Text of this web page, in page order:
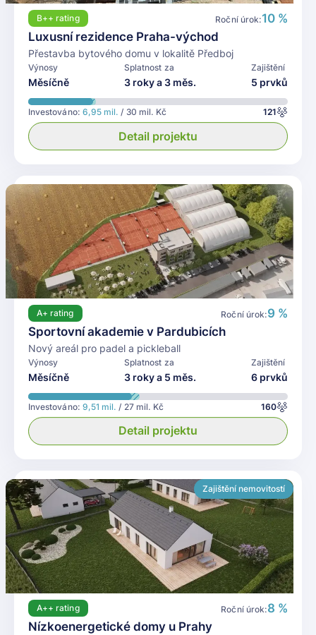
B++ rating Roční úrok:10 %
Luxusní rezidence Praha-východ
Přestavba bytového domu v lokalitě Předboj
Výnosy
Měsíčně
Splatnost za
3 roky a 3 měs.
Zajištění
5 prvků
Investováno: 6,95 mil. / 30 mil. Kč 121
Detail projektu
A+ rating Roční úrok:9 %
Sportovní akademie v Pardubicích
Nový areál pro padel a pickleball
Výnosy
Měsíčně
Splatnost za
3 roky a 5 měs.
Zajištění
6 prvků
Investováno: 9,51 mil. / 27 mil. Kč 160
Detail projektu
Zajištění nemovitostí
A++ rating Roční úrok:8 %
Nízkoenergetické domy u Prahy